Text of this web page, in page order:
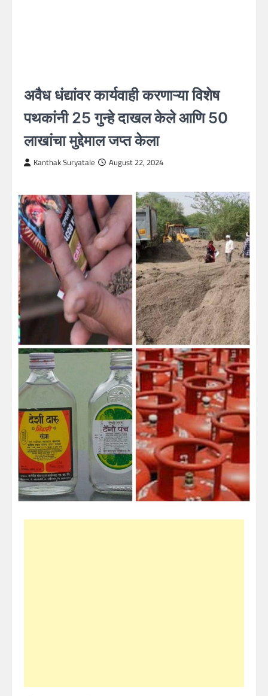
अवैध धंद्यांवर कार्यवाही करणाऱ्या विशेष
पथकांनी 25 गुन्हे दाखल केले आणि 50
लाखांचा मुद्देमाल जप्त केला
Kanthak Suryatale August 22, 2024